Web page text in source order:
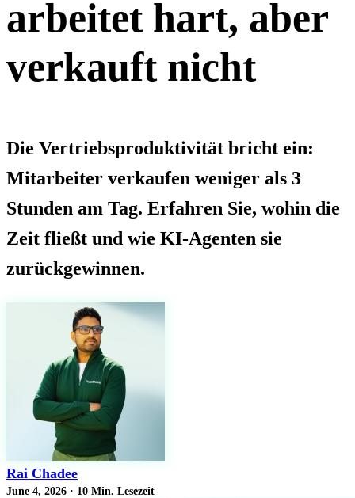
arbeitet hart, aber
verkauft nicht
Die Vertriebsproduktivität bricht ein:
Mitarbeiter verkaufen weniger als 3
Stunden am Tag. Erfahren Sie, wohin die
Zeit fließt und wie KI-Agenten sie
zurückgewinnen.
Rai Chadee
June 4, 2026 · 10 Min. Lesezeit